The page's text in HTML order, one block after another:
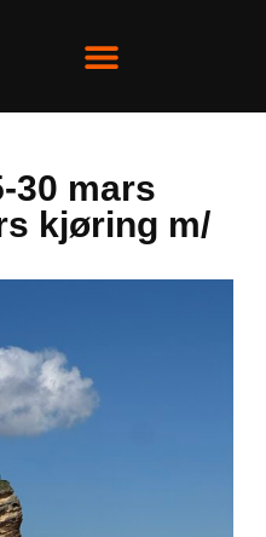
30 mars
kjøring m/